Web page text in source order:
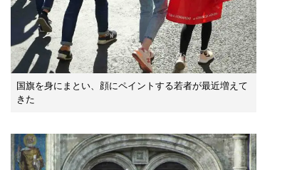
国旗を身にまとい、顔にペイントする若者が最近増えて
きた